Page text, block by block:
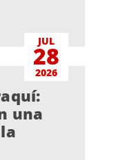
JUL
28
2026
una